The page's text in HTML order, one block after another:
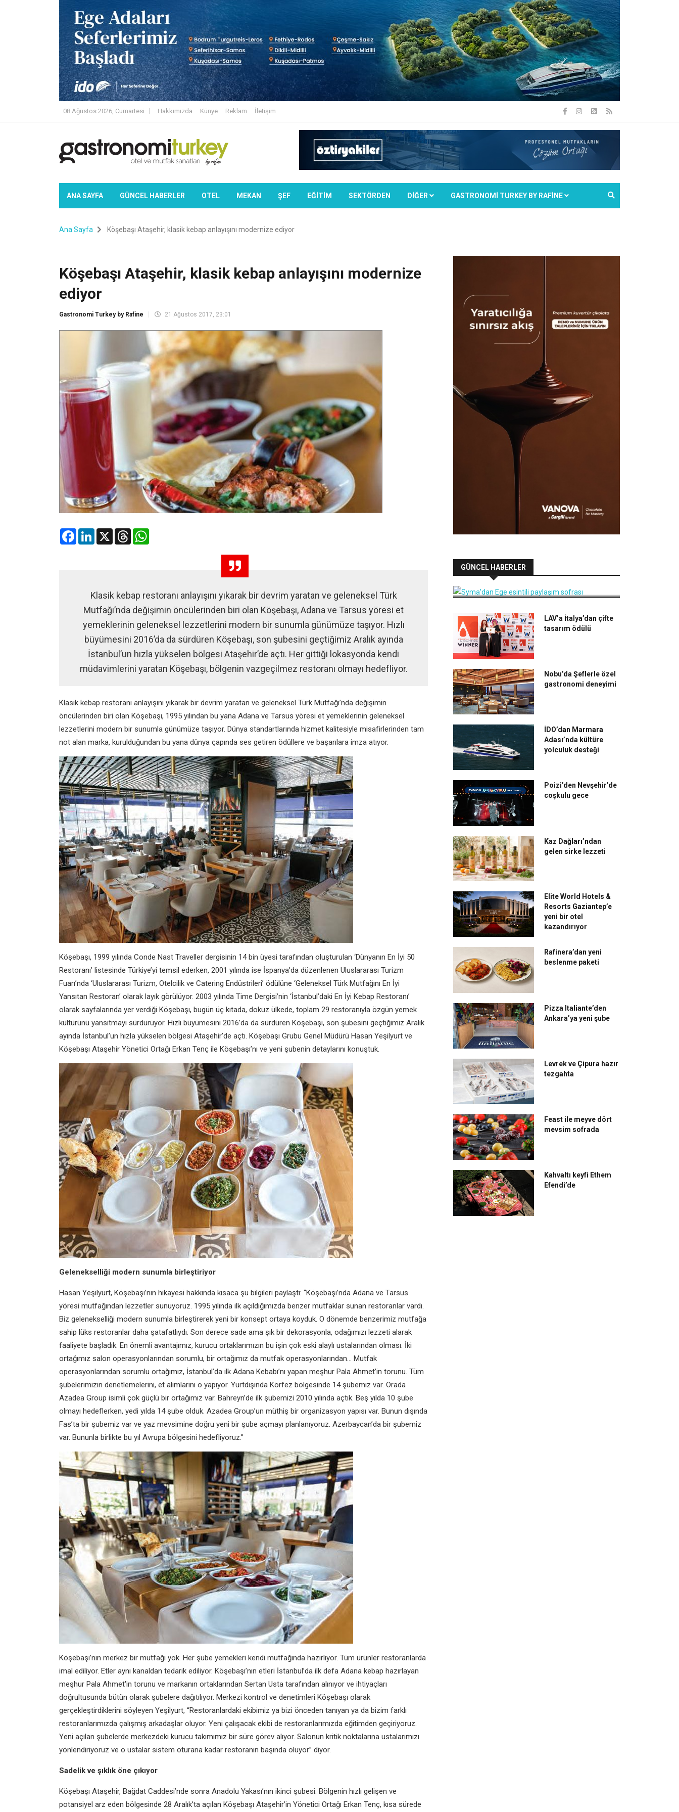
08 Ağustos 2026, Cumartesi Hakkımızda Künye Reklam İletişim
ANA SAYFA GÜNCEL HABERLER OTEL MEKAN ŞEF EĞİTİM SEKTÖRDEN DIĞER GASTRONOMİ TURKEY BY RAFİNE
Ana Sayfa Köşebaşı Ataşehir, klasik kebap anlayışını modernize ediyor
Köşebaşı Ataşehir, klasik kebap anlayışını modernize
ediyor
Gastronomi Turkey by Rafine 21 Ağustos 2017, 23:01
FacebookLinkedIn
X Threads
Klasik kebap restoranı anlayışını yıkarak bir devrim yaratan ve geleneksel Türk
Mutfağı’nda değişimin öncülerinden biri olan Köşebaşı, Adana ve Tarsus yöresi et
yemeklerinin geleneksel lezzetlerini modern bir sunumla günümüze taşıyor. Hızlı
büyümesini 2016’da da sürdüren Köşebaşı, son şubesini geçtiğimiz Aralık ayında
İstanbul’un hızla yükselen bölgesi Ataşehir’de açtı. Her gittiği lokasyonda kendi
müdavimlerini yaratan Köşebaşı, bölgenin vazgeçilmez restoranı olmayı hedefliyor.
Klasik kebap restoranı anlayışını yıkarak bir devrim yaratan ve geleneksel Türk Mutfağı’nda değişimin
öncülerinden biri olan Köşebaşı, 1995 yılından bu yana Adana ve Tarsus yöresi et yemeklerinin geleneksel
lezzetlerini modern bir sunumla günümüze taşıyor. Dünya standartlarında hizmet kalitesiyle misafirlerinden tam
not alan marka, kurulduğundan bu yana dünya çapında ses getiren ödüllere ve başarılara imza atıyor.
Köşebaşı, 1999 yılında Conde Nast Traveller dergisinin 14 bin üyesi tarafından oluşturulan ‘Dünyanın En İyi 50
Restoranı’ listesinde Türkiye’yi temsil ederken, 2001 yılında ise İspanya’da düzenlenen Uluslararası Turizm
Fuarı’nda ‘Uluslararası Turizm, Otelcilik ve Catering Endüstrileri’ ödülüne ‘Geleneksel Türk Mutfağını En İyi
Yansıtan Restoran’ olarak layık görülüyor. 2003 yılında Time Dergisi’nin ‘İstanbul’daki En İyi Kebap Restoranı’
olarak sayfalarında yer verdiği Köşebaşı, bugün üç kıtada, dokuz ülkede, toplam 29 restoranıyla özgün yemek
kültürünü yansıtmayı sürdürüyor. Hızlı büyümesini 2016’da da sürdüren Köşebaşı, son şubesini geçtiğimiz Aralık
ayında İstanbul’un hızla yükselen bölgesi Ataşehir’de açtı. Köşebaşı Grubu Genel Müdürü Hasan Yeşilyurt ve
Köşebaşı Ataşehir Yönetici Ortağı Erkan Tenç ile Köşebaşı’nı ve yeni şubenin detaylarını konuştuk.
Gelenekselliği modern sunumla birleştiriyor
Hasan Yeşilyurt, Köşebaşı’nın hikayesi hakkında kısaca şu bilgileri paylaştı: “Köşebaşı’nda Adana ve Tarsus
yöresi mutfağından lezzetler sunuyoruz. 1995 yılında ilk açıldığımızda benzer mutfaklar sunan restoranlar vardı.
Biz gelenekselliği modern sunumla birleştirerek yeni bir konsept ortaya koyduk. O dönemde benzerimiz mutfağa
sahip lüks restoranlar daha şatafatlıydı. Son derece sade ama şık bir dekorasyonla, odağımızı lezzeti alarak
faaliyete başladık. En önemli avantajımız, kurucu ortaklarımızın bu işin çok eski alaylı ustalarından olması. İki
ortağımız salon operasyonlarından sorumlu, bir ortağımız da mutfak operasyonlarından… Mutfak
operasyonlarından sorumlu ortağımız, İstanbul’da ilk Adana Kebabı’nı yapan meşhur Pala Ahmet’in torunu. Tüm
şubelerimizin denetlemelerini, et alımlarını o yapıyor. Yurtdışında Körfez bölgesinde 14 şubemiz var. Orada
Azadea Group isimli çok güçlü bir ortağımız var. Bahreyn’de ilk şubemizi 2010 yılında açtık. Beş yılda 10 şube
olmayı hedeflerken, yedi yılda 14 şube olduk. Azadea Group’un müthiş bir organizasyon yapısı var. Bunun dışında
Fas’ta bir şubemiz var ve yaz mevsimine doğru yeni bir şube açmayı planlanıyoruz. Azerbaycan’da bir şubemiz
var. Bununla birlikte bu yıl Avrupa bölgesini hedefliyoruz.”
Köşebaşı’nın merkez bir mutfağı yok. Her şube yemekleri kendi mutfağında hazırlıyor. Tüm ürünler restoranlarda
imal ediliyor. Etler aynı kanaldan tedarik ediliyor. Köşebaşı’nın etleri İstanbul’da ilk defa Adana kebap hazırlayan
meşhur Pala Ahmet'in torunu ve markanın ortaklarından Sertan Usta tarafından alınıyor ve ihtiyaçları
doğrultusunda bütün olarak şubelere dağıtılıyor. Merkezi kontrol ve denetimleri Köşebaşı olarak
gerçekleştirdiklerini söyleyen Yeşilyurt, “Restoranlardaki ekibimiz ya bizi önceden tanıyan ya da bizim farklı
restoranlarımızda çalışmış arkadaşlar oluyor. Yeni çalışacak ekibi de restoranlarımızda eğitimden geçiriyoruz.
Yeni açılan şubelerde merkezdeki kurucu takımımız bir süre görev alıyor. Salonun kritik noktalarına ustalarımızı
yönlendiriyoruz ve o ustalar sistem oturana kadar restoranın başında oluyor” diyor.
Sadelik ve şıklık öne çıkıyor
Köşebaşı Ataşehir, Bağdat Caddesi’nde sonra Anadolu Yakası’nın ikinci şubesi. Bölgenin hızlı gelişen ve
potansiyel arz eden bölgesinde 28 Aralık’ta açılan Köşebaşı Ataşehir’in Yönetici Ortağı Erkan Tenç, kısa sürede
GÜNCEL HABERLER
Syma’dan Ege esintili paylaşım
sofrası
LAV’a İtalya’dan çifte
tasarım ödülü
Nobu’da Şeflerle özel
gastronomi deneyimi
İDO’dan Marmara
Adası’nda kültüre
yolculuk desteği
Poizi’den Nevşehir’de
coşkulu gece
Kaz Dağları’ndan
gelen sirke lezzeti
Elite World Hotels &
Resorts Gaziantep’e
yeni bir otel
kazandırıyor
Rafinera’dan yeni
beslenme paketi
Pizza Italiante’den
Ankara’ya yeni şube
Levrek ve Çipura hazır
tezgahta
Feast ile meyve dört
mevsim sofrada
Kahvaltı keyfi Ethem
Efendi’de